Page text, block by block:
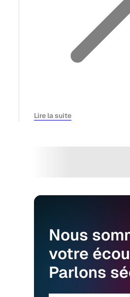
Lire la suite
Nous
votre
Parlons